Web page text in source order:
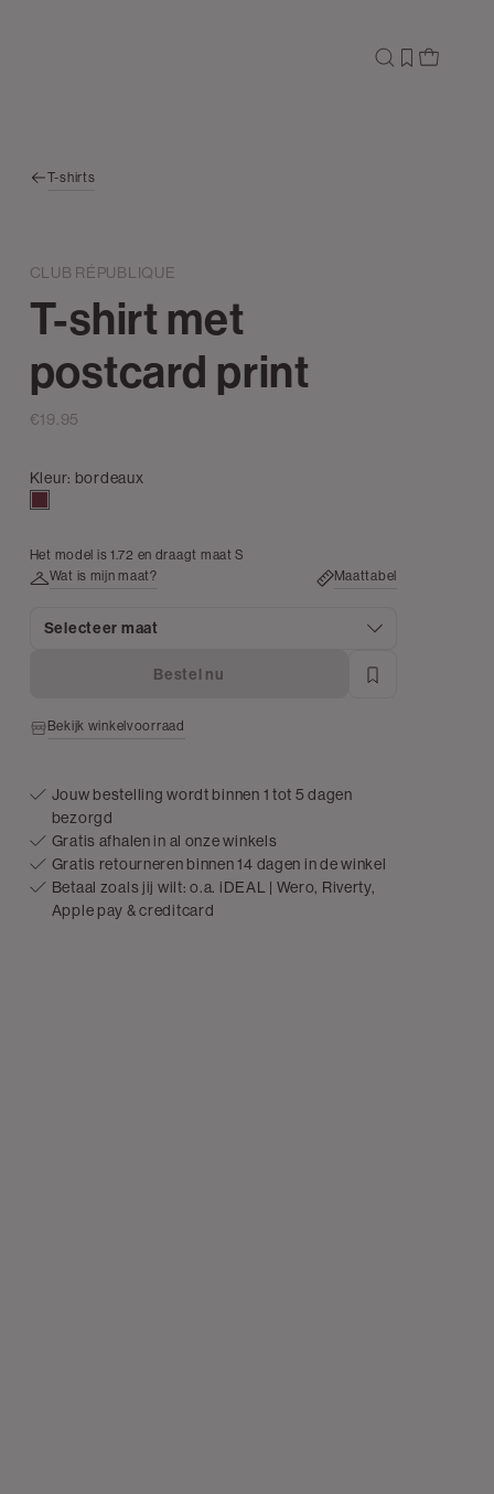
T-shirts
CLUB RÉPUBLIQUE
T-shirt met
postcard print
€19.95
Kleur: bordeaux
Het model is 1.72 en draagt maat S
Wat is mijn maat?
Maattabel
Selecteer maat
Bestel nu
Bekijk winkelvoorraad
Jouw bestelling wordt binnen 1 tot 5 dagen
bezorgd
Gratis afhalen in al onze winkels
Gratis retourneren binnen 14 dagen in de winkel
Betaal zoals jij wilt: o.a. iDEAL | Wero, Riverty,
Apple pay & creditcard